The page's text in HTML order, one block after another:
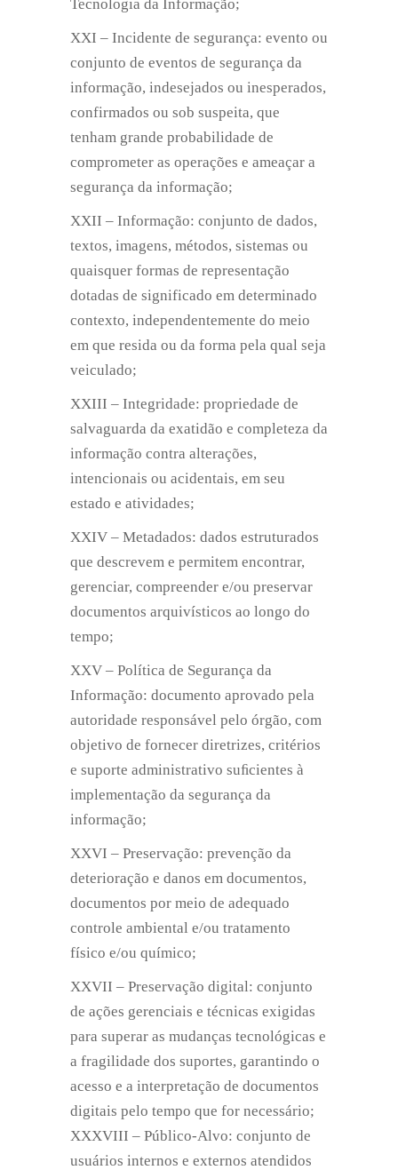
Tecnologia da Informação;
XXI – Incidente de segurança: evento ou
conjunto de eventos de segurança da
informação, indesejados ou inesperados,
confirmados ou sob suspeita, que
tenham grande probabilidade de
comprometer as operações e ameaçar a
segurança da informação;
XXII – Informação: conjunto de dados,
textos, imagens, métodos, sistemas ou
quaisquer formas de representação
dotadas de significado em determinado
contexto, independentemente do meio
em que resida ou da forma pela qual seja
veiculado;
XXIII – Integridade: propriedade de
salvaguarda da exatidão e completeza da
informação contra alterações,
intencionais ou acidentais, em seu
estado e atividades;
XXIV – Metadados: dados estruturados
que descrevem e permitem encontrar,
gerenciar, compreender e/ou preservar
documentos arquivísticos ao longo do
tempo;
XXV – Política de Segurança da
Informação: documento aprovado pela
autoridade responsável pelo órgão, com
objetivo de fornecer diretrizes, critérios
e suporte administrativo suﬁcientes à
implementação da segurança da
informação;
XXVI – Preservação: prevenção da
deterioração e danos em documentos,
documentos por meio de adequado
controle ambiental e/ou tratamento
físico e/ou químico;
XXVII – Preservação digital: conjunto
de ações gerenciais e técnicas exigidas
para superar as mudanças tecnológicas e
a fragilidade dos suportes, garantindo o
acesso e a interpretação de documentos
digitais pelo tempo que for necessário;
XXXVIII – Público-Alvo: conjunto de
usuários internos e externos atendidos